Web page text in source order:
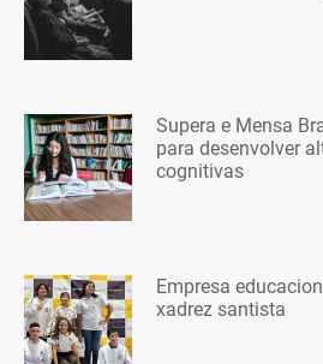
Supera e Mensa
para desenvolver
cognitivas
Empresa
xadrez santista